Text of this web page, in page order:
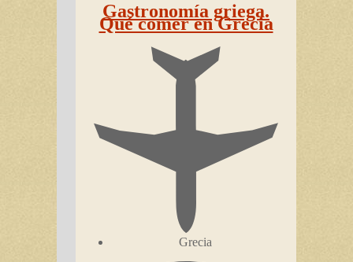
Gastronomía griega.
Qué comer en Grecia
Grecia